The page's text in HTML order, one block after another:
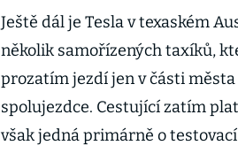
Ještě dál je Tesla v texaském
několik samořízených taxíků,
prozatím jezdí jen v části
spolujezdce. Cestující zatím
však jedná primárně o